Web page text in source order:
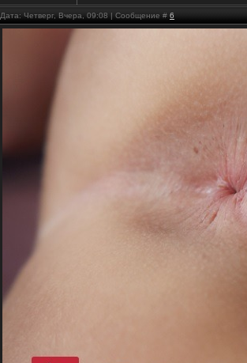
Дата: Четверг, Вчера, 09:08 | Сообщение # 6